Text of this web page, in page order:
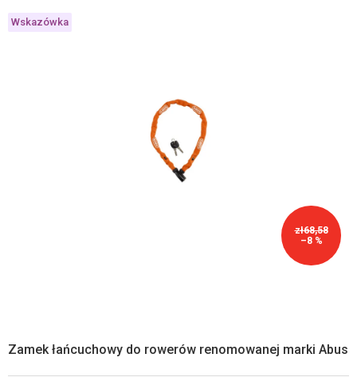
produktu
wynosi
zł68,58
–8 %
Wskazówka
Zamek łańcuchowy do rowerów renomowanej marki Abus